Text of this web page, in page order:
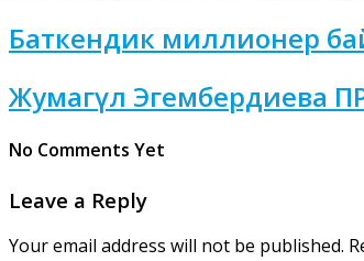
Баткендик миллионер
Жумагүл Эгембердиева
No Comments Yet
Leave a Reply
Your email address will not be published.